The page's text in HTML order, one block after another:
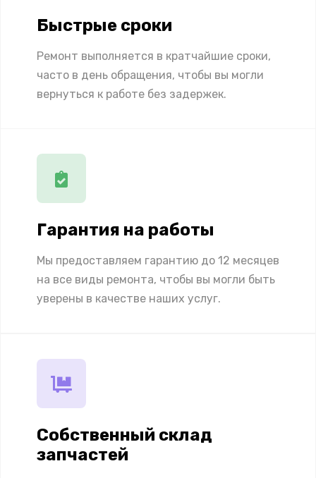
Быстрые сроки
Ремонт выполняется в кратчайшие сроки,
часто в день обращения, чтобы вы могли
вернуться к работе без задержек.
Гарантия на работы
Мы предоставляем гарантию до 12 месяцев
на все виды ремонта, чтобы вы могли быть
уверены в качестве наших услуг.
Собственный склад
запчастей